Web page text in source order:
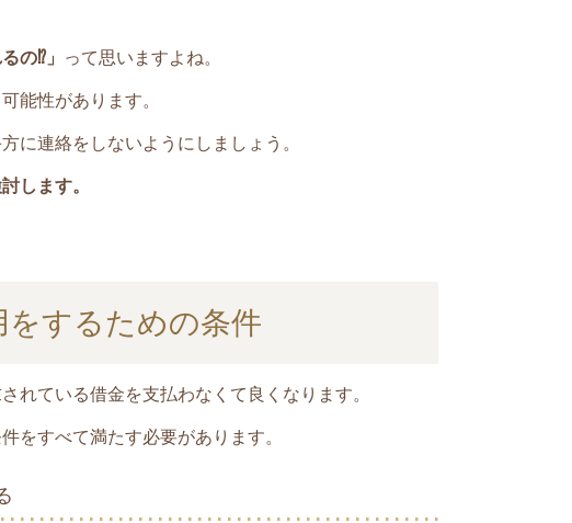
の⁉」 って思いますよね。
能性があります。
に連絡をしないようにしましょう。
します。
をするための条件
れている借金を支払わなくて良くなります。
をすべて満たす必要があります。